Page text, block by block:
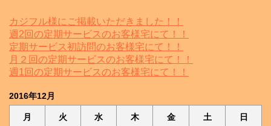
カジフル様にご掲載いただきました！！
週2回の定期サービスのお客様宅にて！！
定期サービス初訪問のお客様宅にて！！
月２回の定期サービスのお客様宅にて！！
週1回の定期サービスのお客様宅にて！！
2016年12月
月 火 水 木 金 土 日